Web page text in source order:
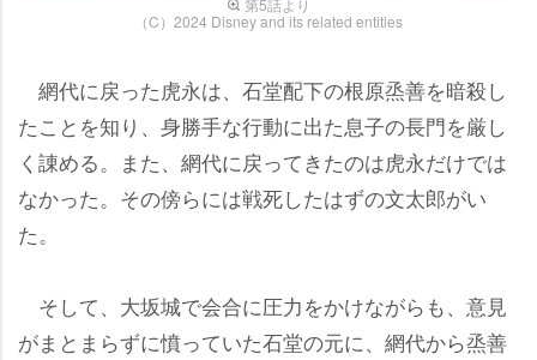
（C）2024 Disney and its related entities
網代に戻った虎永は、石堂配下の根原烝善を暗殺し
たことを知り、身勝手な行動に出た息子の長門を厳し
く諌める。また、網代に戻ってきたのは虎永だけでは
なかった。その傍らには戦死したはずの文太郎がい
た。
そして、大坂城で会合に圧力をかけながらも、意見
がまとまらずに憤っていた石堂の元に、網代から烝善